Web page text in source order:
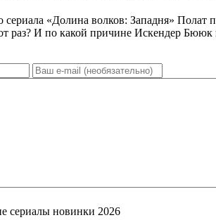
сериала «Долина волков: Западня»
раз? И по какой причине Искендер Бююк
сериалы новинки 2026